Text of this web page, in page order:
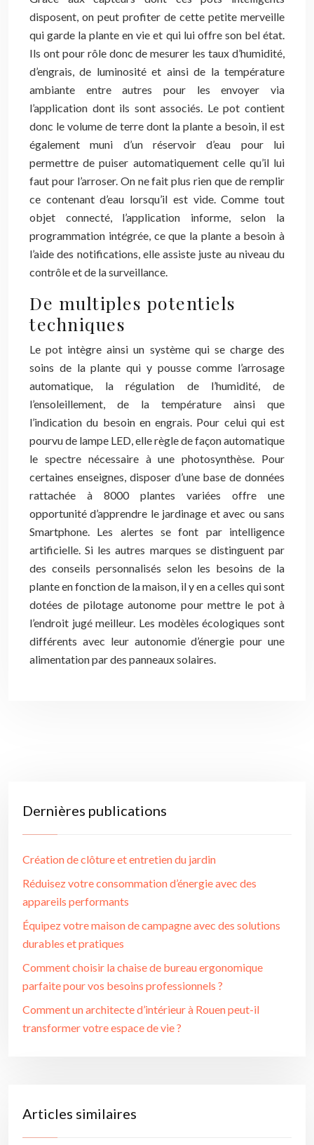
disposent, on peut profiter de cette petite merveille
qui garde la plante en vie et qui lui offre son bel état.
Ils ont pour rôle donc de mesurer les taux d’humidité,
d’engrais, de luminosité et ainsi de la température
ambiante entre autres pour les envoyer via
l’application dont ils sont associés. Le pot contient
donc le volume de terre dont la plante a besoin, il est
également muni d’un réservoir d’eau pour lui
permettre de puiser automatiquement celle qu’il lui
faut pour l’arroser. On ne fait plus rien que de remplir
ce contenant d’eau lorsqu’il est vide. Comme tout
objet connecté, l’application informe, selon la
programmation intégrée, ce que la plante a besoin à
l’aide des notifications, elle assiste juste au niveau du
contrôle et de la surveillance.
De multiples potentiels
techniques
Le pot intègre ainsi un système qui se charge des
soins de la plante qui y pousse comme l’arrosage
automatique, la régulation de l’humidité, de
l’ensoleillement, de la température ainsi que
l’indication du besoin en engrais. Pour celui qui est
pourvu de lampe LED, elle règle de façon automatique
le spectre nécessaire à une photosynthèse. Pour
certaines enseignes, disposer d’une base de données
rattachée à 8000 plantes variées offre une
opportunité d’apprendre le jardinage et avec ou sans
Smartphone. Les alertes se font par intelligence
artificielle. Si les autres marques se distinguent par
des conseils personnalisés selon les besoins de la
plante en fonction de la maison, il y en a celles qui sont
dotées de pilotage autonome pour mettre le pot à
l’endroit jugé meilleur. Les modèles écologiques sont
différents avec leur autonomie d’énergie pour une
alimentation par des panneaux solaires.
Dernières publications
Création de clôture et entretien du jardin
Réduisez votre consommation d’énergie avec des
appareils performants
Équipez votre maison de campagne avec des solutions
durables et pratiques
Comment choisir la chaise de bureau ergonomique
parfaite pour vos besoins professionnels ?
Comment un architecte d’intérieur à Rouen peut-il
transformer votre espace de vie ?
Articles similaires